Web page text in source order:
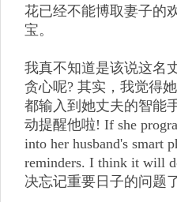
花已经不能博取妻子的
宝。
我真不知道是该说这名
贪心呢? 其实，我觉得
都输入到她丈夫的智能
动提醒他啦! If she
into her husband's smart
reminders. I think it will
决忘记重要日子的问题了